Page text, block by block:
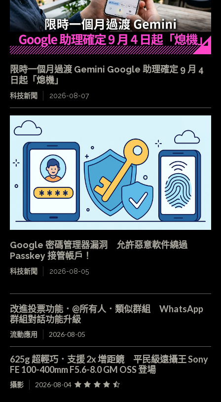
限時一個月過渡 Gemini Google 助理確定 9 月 4
日起「熄機」
科技新聞 2026-08-07
Google 密碼管理器漏洞 允許惡意軟件繞過
Passkey 接管帳戶！
科技新聞 2026-08-05
改進投票功能．@所有人．類似群組 WhatsApp
群組對話功能升級
流動應用 2026-08-05
625g 超輕巧．支援 2x 增距鏡 平民級遠攝王 Sony
FE 100-400mm F5.6-8.0 GM OSS 登場
攝影 2026-08-04